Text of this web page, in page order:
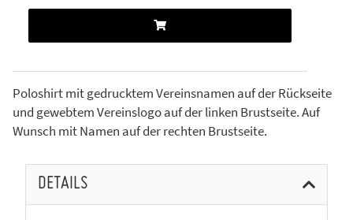
Poloshirt mit gedrucktem Vereinsnamen auf der Rückseite
und gewebtem Vereinslogo auf der linken Brustseite. Auf
Wunsch mit Namen auf der rechten Brustseite.
DETAILS